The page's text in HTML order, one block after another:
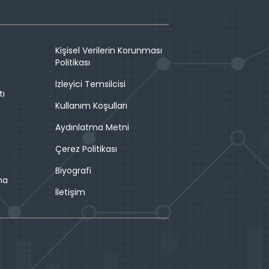
Kişisel Verilerin Korunması
Politikası
İzleyici Temsilcisi
Kullanım Koşulları
Aydınlatma Metni
Çerez Politikası
Biyografi
İletişim